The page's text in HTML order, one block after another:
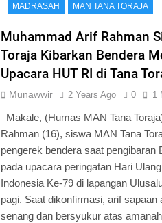
MADRASAH MAN TANA TORAJA
Muhammad Arif Rahman
Toraja Kibarkan Bendera
Upacara HUT RI di Tana
Munawwir 2 Years Ago 0 1
Makale, (Humas MAN Tana
Rahman (16), siswa MAN Tana
pengerek bendera saat pengibaran
pada upacara peringatan Hari
Indonesia Ke-79 di lapangan
pagi. Saat dikonfirmasi, arif sapaan
senang dan bersyukur atas